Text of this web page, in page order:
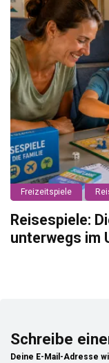
Freizeitspiele
Reisespiele:
unterwegs im
Schreibe
Deine E-Mail-Adresse